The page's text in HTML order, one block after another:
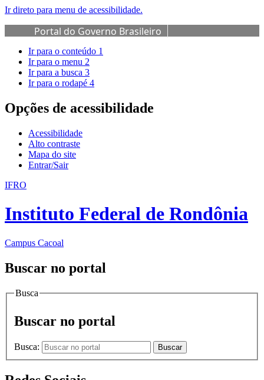
Ir direto para menu de acessibilidade.
Portal do Governo Brasileiro
Ir para o conteúdo 1
Ir para o menu 2
Ir para a busca 3
Ir para o rodapé 4
Opções de acessibilidade
Acessibilidade
Alto contraste
Mapa do site
Entrar/Sair
IFRO
Instituto Federal de Rondônia
Campus Cacoal
Buscar no portal
Busca
Buscar no portal
Busca: Buscar